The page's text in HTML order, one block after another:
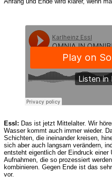
Essl: Das ist jetzt Mittelalter. Wir
Wasser kommt auch immer wieder.
Schichten, die ineinander kreisen,
sich aber auch langsam verändern,
entsteht eigentlich der Eindruck
Aufnahmen, die so prozessiert
kombinieren. Gegen Ende ist das
vor.